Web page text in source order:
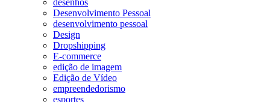
Desenvolvimento Pessoal
desenvolvimento pessoal
Design
Dropshipping
E-commerce
edição de imagem
Edição de Vídeo
empreendedorismo
esportes